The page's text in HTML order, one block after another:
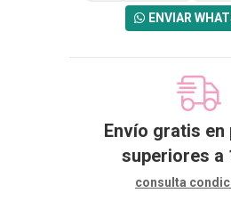
ENVIAR
Envío gratis en
superiores a
consulta